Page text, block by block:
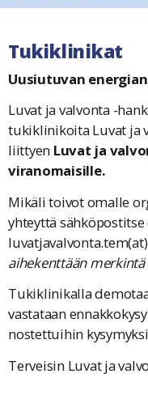
Tukiklinikat
Uusiutuvan
Luvat ja valvonta -
tukiklinikoita Luvat ja
liittyen Luvat ja
viranomaisille.
Mikäli toivot omalle
yhteyttä
aihekenttään merkintä
Tukiklinikalla
vastataan
nostettuihin
Terveisin Luvat ja